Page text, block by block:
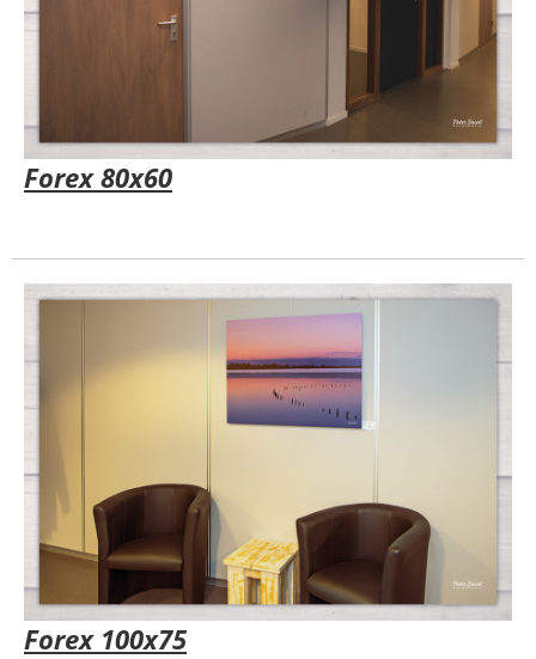
Forex 80x60
Forex 100x75